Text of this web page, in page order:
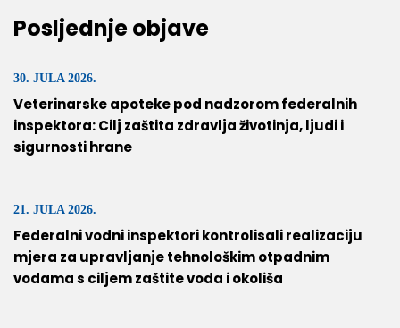
Posljednje objave
30. JULA 2026.
Veterinarske apoteke pod nadzorom federalnih
inspektora: Cilj zaštita zdravlja životinja, ljudi i
sigurnosti hrane
21. JULA 2026.
Federalni vodni inspektori kontrolisali realizaciju
mjera za upravljanje tehnološkim otpadnim
vodama s ciljem zaštite voda i okoliša